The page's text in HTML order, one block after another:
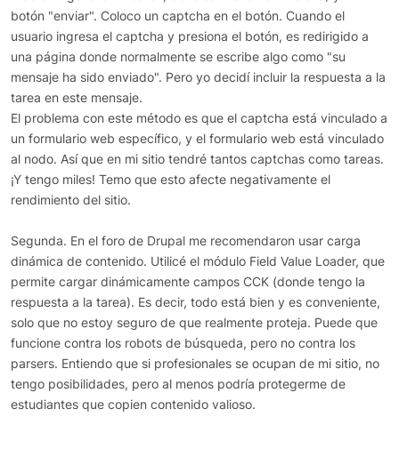
botón "enviar". Coloco un captcha en el botón. Cuando el
usuario ingresa el captcha y presiona el botón, es redirigido a
una página donde normalmente se escribe algo como "su
mensaje ha sido enviado". Pero yo decidí incluir la respuesta a la
tarea en este mensaje.
El problema con este método es que el captcha está vinculado a
un formulario web específico, y el formulario web está vinculado
al nodo. Así que en mi sitio tendré tantos captchas como tareas.
¡Y tengo miles! Temo que esto afecte negativamente el
rendimiento del sitio.
Segunda. En el foro de Drupal me recomendaron usar carga
dinámica de contenido. Utilicé el módulo Field Value Loader, que
permite cargar dinámicamente campos CCK (donde tengo la
respuesta a la tarea). Es decir, todo está bien y es conveniente,
solo que no estoy seguro de que realmente proteja. Puede que
funcione contra los robots de búsqueda, pero no contra los
parsers. Entiendo que si profesionales se ocupan de mi sitio, no
tengo posibilidades, pero al menos podría protegerme de
estudiantes que copien contenido valioso.